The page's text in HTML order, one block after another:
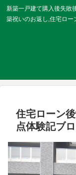
新築一戸建て購入後失敗
築祝いのお返し,住宅ロ
住宅ローン
点体験記ブ